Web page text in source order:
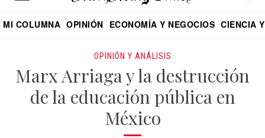
MI COLUMNA OPINIÓN ECONOMÍA Y NEGOCIOS CIENCIA
OPINIÓN Y ANÁLISIS
Marx Arriaga y la destrucción
de la educación pública en
México